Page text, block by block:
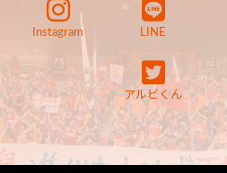
Instagram LINE
アルビくん